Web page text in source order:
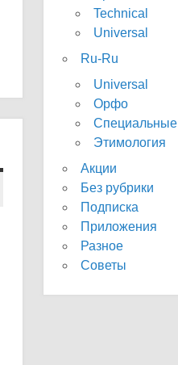
Technical
Universal
Ru-Ru
Universal
Орфо
Специальные
Этимология
Акции
Без рубрики
Подписка
Приложения
Разное
Советы